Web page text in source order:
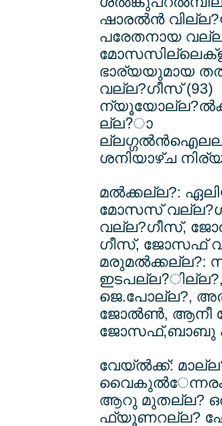
ഷാരല്‍ന്‍
പരേതനായ
ഭാര്യയുമായ
വല്ല?ഗീസ് (93)
ല്ല?ാ
ശനിയാഴ്ച
മല്‍ക്കല്ല?:
മോസസ്
വല്ല?ഗീസ്,
ഗീസ്, ജോസഫ്
മരുമല്‍ക്കല്ല?:
ജെ.പോല്ല?,
ജോല്‍ണ്‍, ആനീ
ജോസഫ്,ബാബു
വേയ്ല്‍ക്ക്:
ആറു മുതല്ല?
ഫ്യൂണറല്ല?